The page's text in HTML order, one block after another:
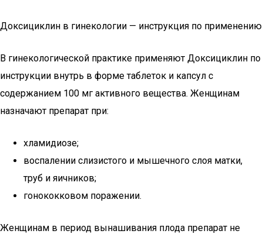
Доксициклин в гинекологии — инструкция по применению
В гинекологической практике применяют Доксициклин по
инструкции внутрь в форме таблеток и капсул с
содержанием 100 мг активного вещества. Женщинам
назначают препарат при:
хламидиозе;
воспалении слизистого и мышечного слоя матки,
труб и яичников;
гонококковом поражении.
Женщинам в период вынашивания плода препарат не